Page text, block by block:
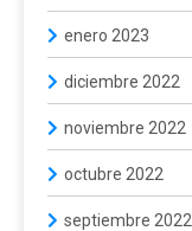
enero 2023
diciembre 2022
noviembre 2022
octubre 2022
septiembre 2022